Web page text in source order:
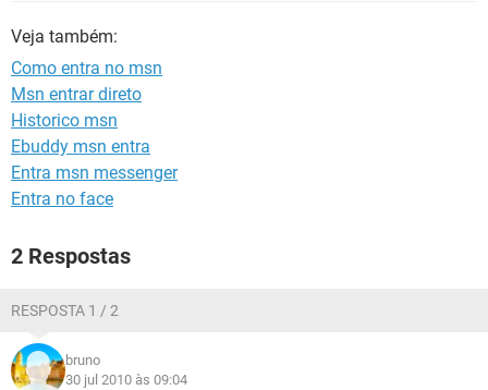
Veja também:
Como entra no msn
Msn entrar direto
Historico msn
Ebuddy msn entra
Entra msn messenger
Entra no face
2 Respostas
RESPOSTA 1 / 2
bruno
30 jul 2010 às 09:04